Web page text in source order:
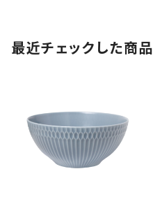
最近チェックした商品